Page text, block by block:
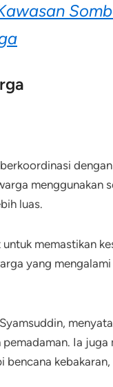
menggunakan
luas.
memastikan
yang
Ia juga
bencana